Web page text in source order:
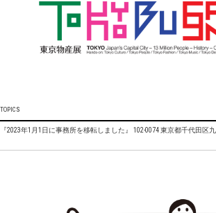
TOPICS
『2023年1月1日に事務所を移転しました』 102-0074 東京都千代田区